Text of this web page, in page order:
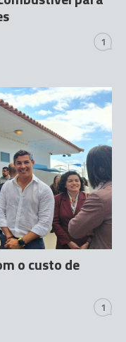
1
o custo de
1